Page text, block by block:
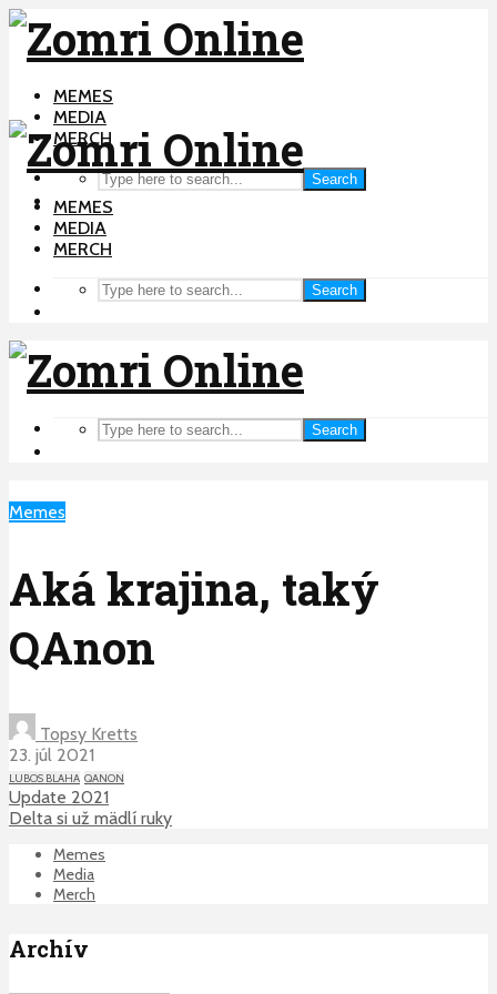
MEMES
MEDIA
MERCH
Search
MEMES
MEDIA
MERCH
Search
Search
Memes
Aká krajina, taký
QAnon
Topsy Kretts
23. júl 2021
LUBOS BLAHA QANON
Update 2021
Delta si už mädlí ruky
Memes
Media
Merch
Archív